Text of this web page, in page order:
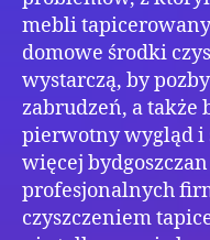
mebli
domowe środki
wystarczą, by
zabrudzeń, a także
pierwotny wygląd i
więcej
profesjonalnych
czyszczeniem